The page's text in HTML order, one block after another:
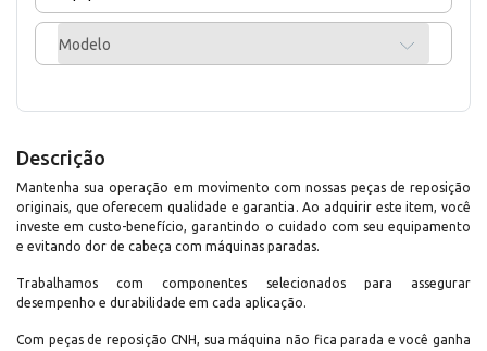
Modelo
Descrição
Mantenha sua operação em movimento com nossas peças de reposição
originais, que oferecem qualidade e garantia. Ao adquirir este item, você
investe em custo-benefício, garantindo o cuidado com seu equipamento
e evitando dor de cabeça com máquinas paradas.
Trabalhamos com componentes selecionados para assegurar
desempenho e durabilidade em cada aplicação.
Com peças de reposição CNH, sua máquina não fica parada e você ganha